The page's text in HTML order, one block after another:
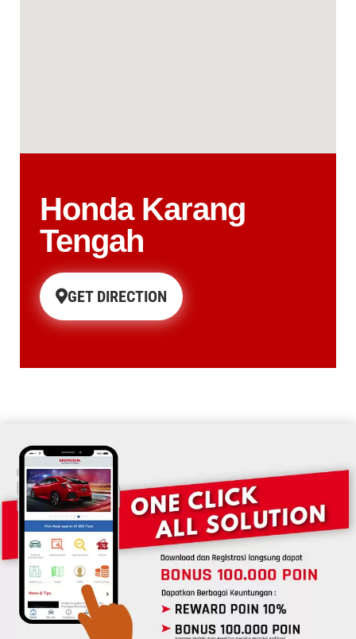
Honda Karang
Tengah
GET DIRECTION